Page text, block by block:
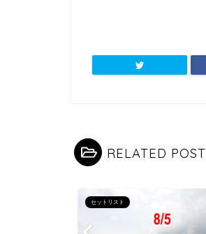
RELATED POST
セットリスト